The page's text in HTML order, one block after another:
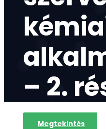
– 2.
Megtekintés